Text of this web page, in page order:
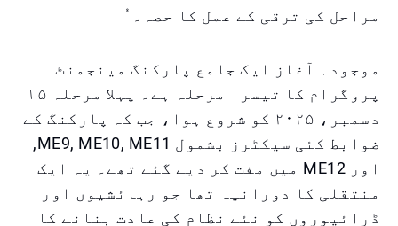
مراحل کی ترقی کے عمل کا حصہ۔ ُ
موجودہ آغاز ایک جامع پارکنگ مینجمنٹ
پروگرام کا تیسرا مرحلہ ہے۔ پہلا مرحلہ ۱۵
دسمبر، ۲۰۲۵ کو شروع ہوا، جب کہ پارکنگ کے
ضوابط کئی سیکٹرز بشمول ME9, ME10, ME11,
اور ME12 میں مفت کر دیے گئے تھے۔ یہ ایک
منتقلی کا دورانیہ تھا جو رہائشیوں اور
ڈرائیوروں کو نئے نظام کی عادت بنانے کا